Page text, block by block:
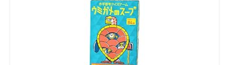
ビジネスと働き方のヒント
企業ITのトレンドを詳説